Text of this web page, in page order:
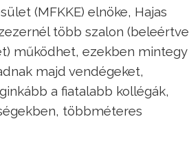
(MFKKE) elnöke, Hajas
több szalon (beleértve
működhet, ezekben mintegy
majd vendégeket,
a fiatalabb kollégák,
többméteres